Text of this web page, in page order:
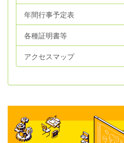
年間行事予定表
各種証明書等
アクセスマップ